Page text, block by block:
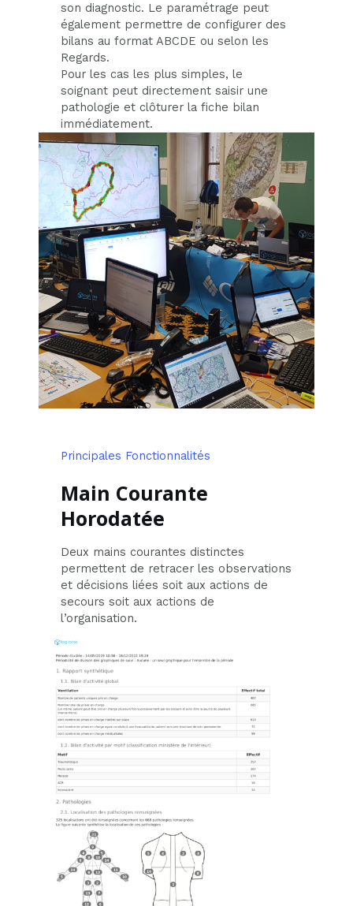
son diagnostic. Le paramétrage peut
également permettre de configurer des
bilans au format ABCDE ou selon les
Regards.
Pour les cas les plus simples, le
soignant peut directement saisir une
pathologie et clôturer la fiche bilan
immédiatement.
Principales Fonctionnalités
Main Courante
Horodatée
Deux mains courantes distinctes
permettent de retracer les observations
et décisions liées soit aux actions de
secours soit aux actions de
l’organisation.